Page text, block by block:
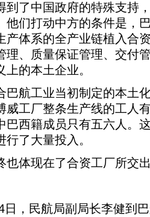
到了中国政府的特殊支持
他们打动中方的条件是，
产体系的全产业链植入合
理、质量保证管理、交付
的本土企业。
航工业当初制定的本土
威工厂整条生产线的工人
巴西籍成员只有五六人。
行了大量投入。
体现在了合资工厂所交
，民航局副局长李健到巴